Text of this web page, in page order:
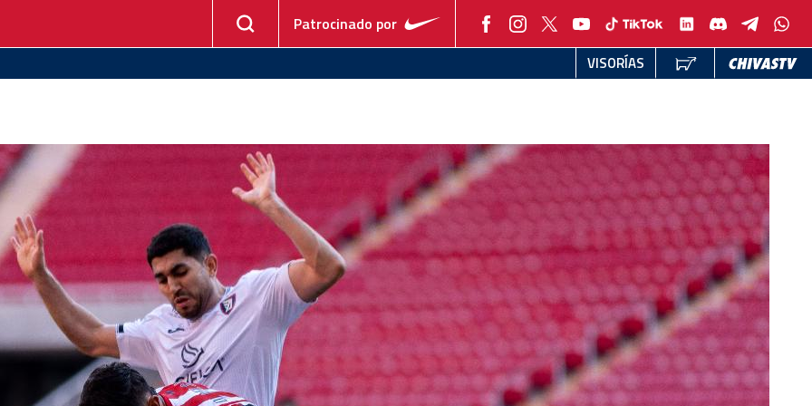
Patrocinado por
VISORÍAS